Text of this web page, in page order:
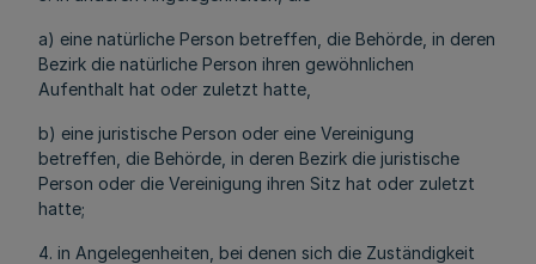
a) eine natürliche Person betreffen, die Behörde, in deren
Bezirk die natürliche Person ihren gewöhnlichen
Aufenthalt hat oder zuletzt hatte,
b) eine juristische Person oder eine Vereinigung
betreffen, die Behörde, in deren Bezirk die juristische
Person oder die Vereinigung ihren Sitz hat oder zuletzt
hatte;
4. in Angelegenheiten, bei denen sich die Zuständigkeit